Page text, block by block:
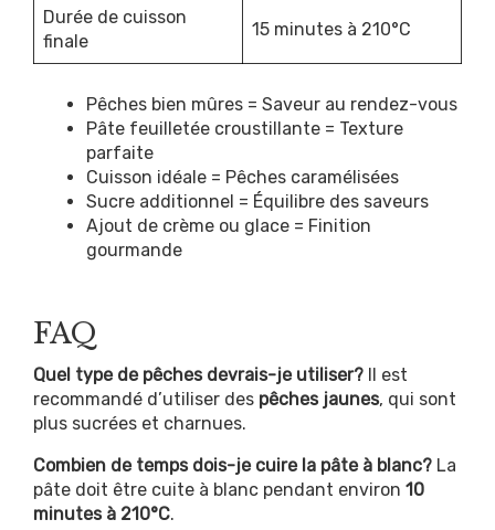
Durée de cuisson
finale
15 minutes à 210°C
Pêches bien mûres = Saveur au rendez-vous
Pâte feuilletée croustillante = Texture
parfaite
Cuisson idéale = Pêches caramélisées
Sucre additionnel = Équilibre des saveurs
Ajout de crème ou glace = Finition
gourmande
FAQ
Quel type de pêches devrais-je utiliser? Il est
recommandé d’utiliser des pêches jaunes, qui sont
plus sucrées et charnues.
Combien de temps dois-je cuire la pâte à blanc? La
pâte doit être cuite à blanc pendant environ 10
minutes à 210°C.